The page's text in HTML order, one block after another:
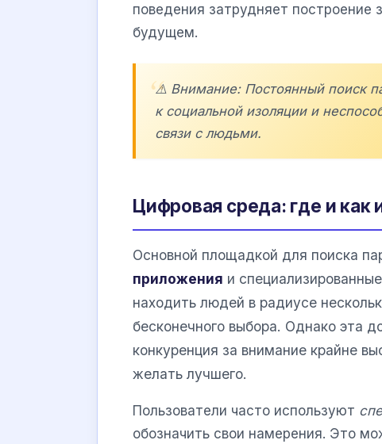
поведения затрудняет построение
будущем.
⚠️ Внимание: Постоянный поиск
к социальной изоляции и
связи с людьми.
Цифровая среда: где и как
Основной площадкой для поиска
приложения и
находить людей в радиусе
бесконечного выбора. Однако эта
конкуренция за внимание крайне
желать лучшего.
Пользователи часто используют
обозначить свои намерения. Это